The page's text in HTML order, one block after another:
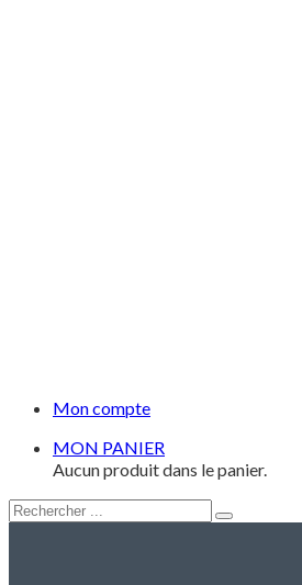
Mon compte
MON PANIER
Aucun produit dans le panier.